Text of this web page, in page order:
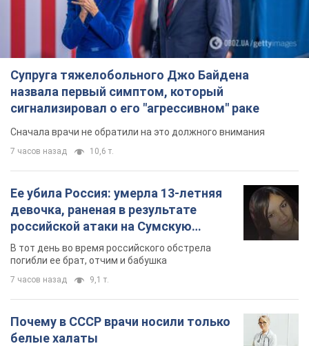
Супруга тяжелобольного Джо Байдена
назвала первый симптом, который
сигнализировал о его "агрессивном" раке
Сначала врачи не обратили на это должного внимания
7 часов назад 10,6 т.
Ее убила Россия: умерла 13-летняя
девочка, раненая в результате
российской атаки на Сумскую
область. Фото
В тот день во время российского обстрела
погибли ее брат, отчим и бабушка
7 часов назад 9,1 т.
Почему в СССР врачи носили только
белые халаты